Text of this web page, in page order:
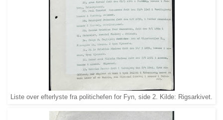
Liste over efterlyste fra politichefen for Fyn, side 2. Kilde: Rigsarkivet.